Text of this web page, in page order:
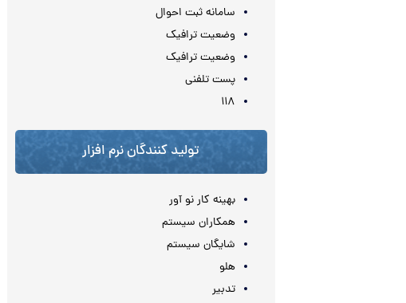
سامانه ثبت احوال
وضعیت ترافیک
وضعیت ترافیک
پست تلفنی
۱۱۸
تولید کنندگان نرم افزار
بهینه کار نو آور
همکاران سیستم
شایگان سیستم
هلو
تدبیر